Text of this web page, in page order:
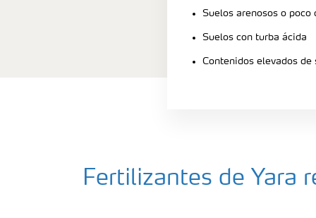
Suelos arenosos o poco
Suelos con turba ácida
Contenidos elevados
Fertilizantes de Yara